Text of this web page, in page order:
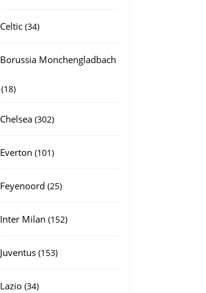
Celtic 3434
Borussia Monchengladbach
1818
producten
Chelsea 302302
Everton 101101
Feyenoord 2525
Inter Milan 152152
Juventus 153153
Lazio 3434